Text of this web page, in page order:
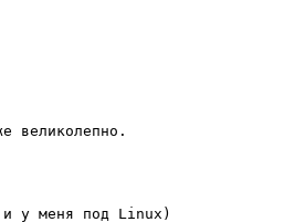
великолепно.
у меня под Linux)